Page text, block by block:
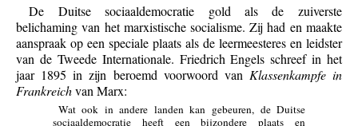
De Duitse sociaaldemocratie gold als de zuiverste
belichaming van het marxistische socialisme. Zij had en maakte
aanspraak op een speciale plaats als de leermeesteres en leidster
van de Tweede Internationale. Friedrich Engels schreef in het
jaar 1895 in zijn beroemd voorwoord van Klassenkampfe in
Frankreichvan Marx:
Wat ook in andere landen kan gebeuren, de Duitse
sociaaldemocratie heeft een bijzondere plaats en